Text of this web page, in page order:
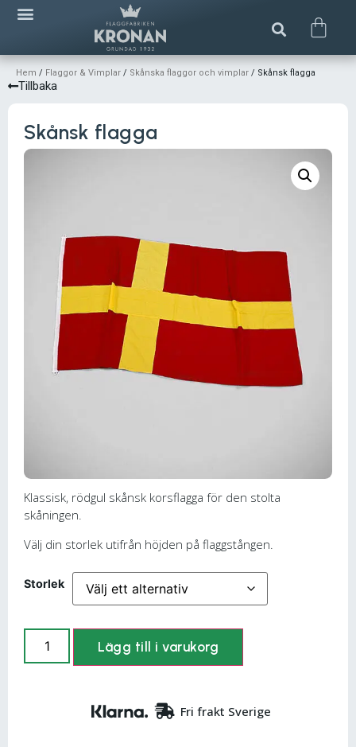
Hem / Flaggor & Vimplar / Skånska flaggor och vimplar / Skånsk flagga
Tillbaka
Skånsk flagga
Klassisk, rödgul skånsk korsflagga för den stolta
skåningen.
Välj din storlek utifrån höjden på flaggstången.
Storlek
Lägg till i varukorg
Fri frakt Sverige